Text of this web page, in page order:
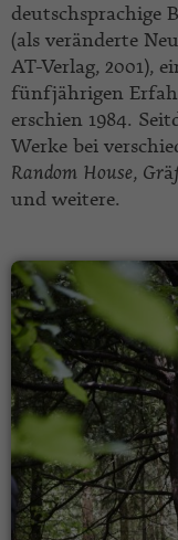
deutschsprachige
(als veränderte
AT-Verlag, 2001),
fünfjährigen
erschien 1984.
Werke bei
Random House, Grä
und weitere.